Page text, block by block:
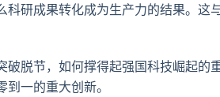
研成果转化成为生产力的结果。这
脱节，如何撑得起强国科技崛起的
一的重大创新。